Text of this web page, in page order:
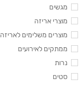
מגשים
מוצרי אריזה
מוצרים משלימים לאריזה
ממתקים לאירועים
נרות
סטים